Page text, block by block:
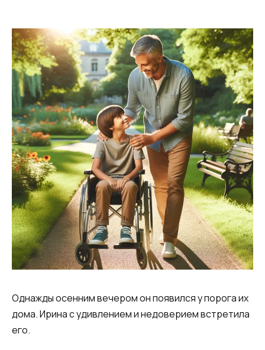
Однажды осенним вечером он появился у порога их
дома. Ирина с удивлением и недоверием встретила
его.